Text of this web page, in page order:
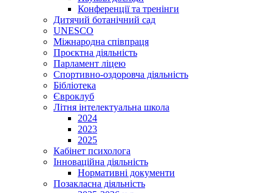
Конференції та тренінги
Дитячий ботанічний сад
UNESCO
Міжнародна співпраця
Проєктна діяльність
Парламент ліцею
Спортивно-оздоровча діяльність
Бібліотека
Євроклуб
Літня інтелектуальна школа
2024
2023
2025
Кабінет психолога
Інноваційна діяльність
Нормативні документи
Позакласна діяльність